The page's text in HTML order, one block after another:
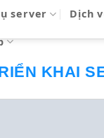
server Dịch
KHAI